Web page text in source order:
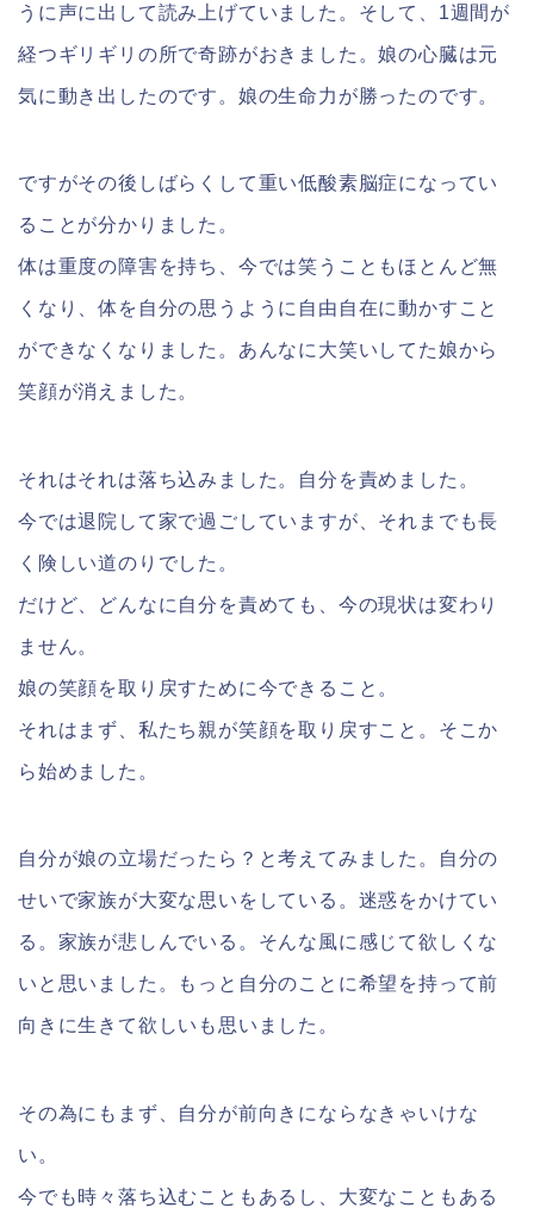
うに声に出して読み上げていました。そして、1週間が
経つギリギリの所で奇跡がおきました。娘の心臓は元
気に動き出したのです。娘の生命力が勝ったのです。
ですがその後しばらくして重い低酸素脳症になってい
ることが分かりました。
体は重度の障害を持ち、今では笑うこともほとんど無
くなり、体を自分の思うように自由自在に動かすこと
ができなくなりました。あんなに大笑いしてた娘から
笑顔が消えました。
それはそれは落ち込みました。自分を責めました。
今では退院して家で過ごしていますが、それまでも長
く険しい道のりでした。
だけど、どんなに自分を責めても、今の現状は変わり
ません。
娘の笑顔を取り戻すために今できること。
それはまず、私たち親が笑顔を取り戻すこと。そこか
ら始めました。
自分が娘の立場だったら？と考えてみました。自分の
せいで家族が大変な思いをしている。迷惑をかけてい
る。家族が悲しんでいる。そんな風に感じて欲しくな
いと思いました。もっと自分のことに希望を持って前
向きに生きて欲しいも思いました。
その為にもまず、自分が前向きにならなきゃいけな
い。
今でも時々落ち込むこともあるし、大変なこともある